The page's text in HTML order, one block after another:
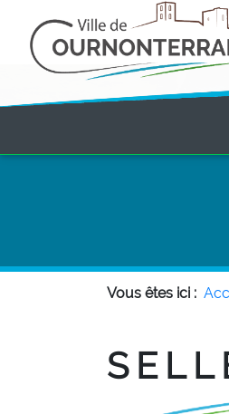
Vous êtes ici :